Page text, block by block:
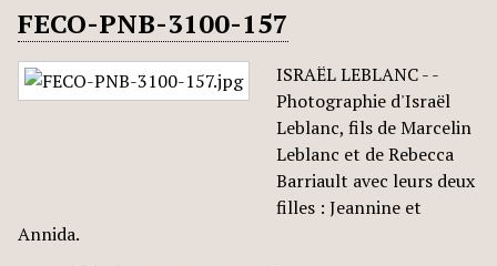
FECO-PNB-3100-157
ISRAËL LEBLANC - -
Photographie d'Israël
Leblanc, fils de Marcelin
Leblanc et de Rebecca
Barriault avec leurs deux
filles : Jeannine et
Annida.